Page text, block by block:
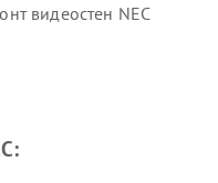
видеостен NEC